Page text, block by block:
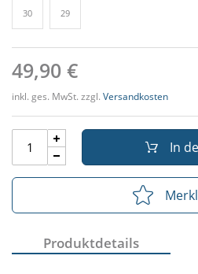
30 29
49,90 €
inkl. ges. MwSt. zzgl. Versandkosten
In
Produktdetails